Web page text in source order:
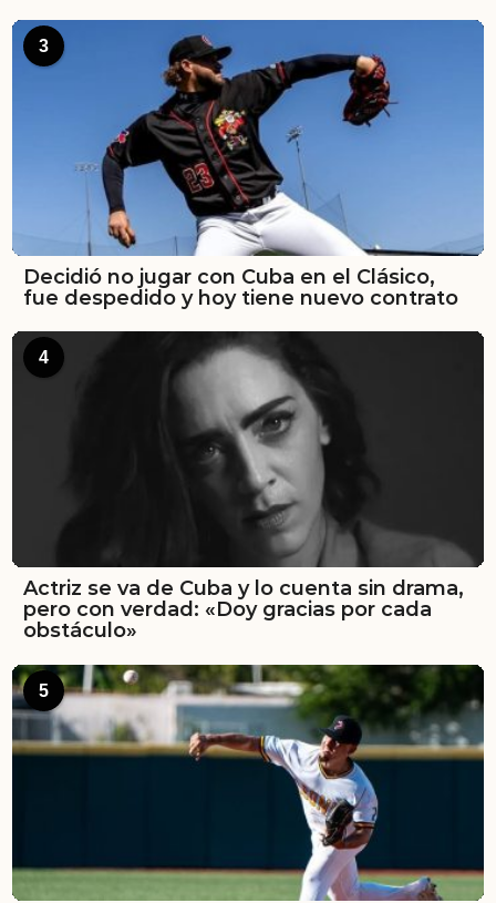
3
Decidió no jugar con Cuba en el Clásico,
fue despedido y hoy tiene nuevo contrato
4
Actriz se va de Cuba y lo cuenta sin drama,
pero con verdad: «Doy gracias por cada
obstáculo»
5